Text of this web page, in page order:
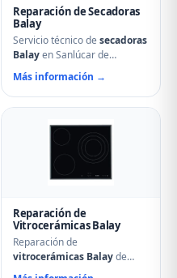
Reparación de Secadoras
Balay
Servicio técnico de secadoras
Balayen Sanlúcar de
Barrameda. Reparamos
problemas de calentamiento,
tambor que no gira,
condensadores averiados y
fallos en el secado.
Mantenimiento preventivo y
limpieza de filtros incluido en
Más información →
Reparación de
Vitrocerámicas Balay
Reparación de
vitrocerámicas Balayde
inducción y de cocción en